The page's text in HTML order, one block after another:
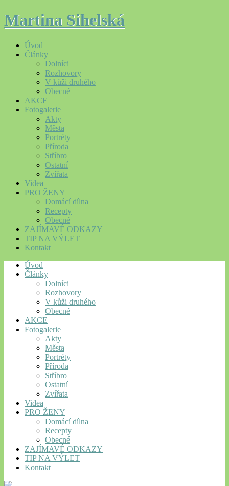
Martina Sihelská
Úvod
Články
Dolníci
Rozhovory
V kůži druhého
Obecné
AKCE
Fotogalerie
Akty
Města
Portréty
Příroda
Stříbro
Ostatní
Zvířata
Videa
PRO ŽENY
Domácí dílna
Recepty
Obecné
ZAJÍMAVÉ ODKAZY
TIP NA VÝLET
Kontakt
Úvod
Články
Dolníci
Rozhovory
V kůži druhého
Obecné
AKCE
Fotogalerie
Akty
Města
Portréty
Příroda
Stříbro
Ostatní
Zvířata
Videa
PRO ŽENY
Domácí dílna
Recepty
Obecné
ZAJÍMAVÉ ODKAZY
TIP NA VÝLET
Kontakt